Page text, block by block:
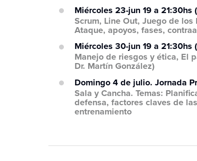
Miércoles 23-jun 19 a 21:30hs
Scrum, Line Out, Juego de
Ataque, apoyos, fases,
Miércoles 30-jun 19 a 21:30hs
Manejo de riesgos y ética, El
Dr. Martín González)
Domingo 4 de julio. Jornada
Sala y Cancha. Temas:
defensa, factores claves de
entrenamiento